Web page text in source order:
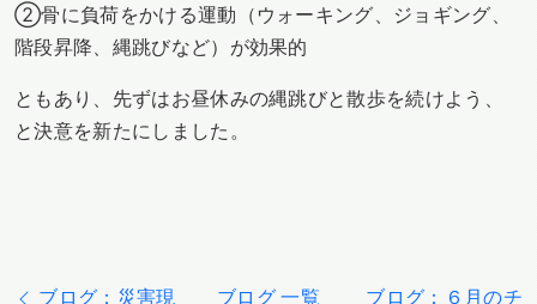
②骨に負荷をかける運動（ウォーキング、ジョギング、
階段昇降、縄跳びなど）が効果的
ともあり、先ずはお昼休みの縄跳びと散歩を続けよう、
と決意を新たにしました。
ブログ：災害現 ブログ 一覧 ブログ：６月のチ